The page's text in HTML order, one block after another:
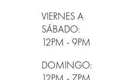
VIERNES A
SÁBADO:
12PM - 9PM
DOMINGO: